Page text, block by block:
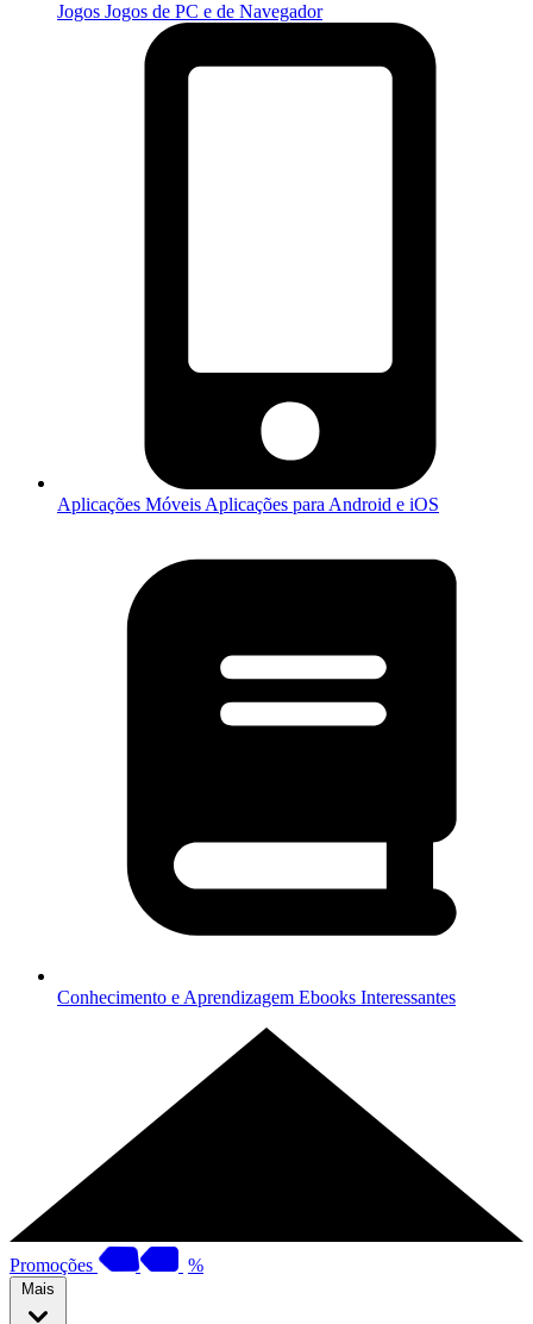
Jogos Jogos de PC e de Navegador
Aplicações Móveis Aplicações para Android e iOS
Conhecimento e Aprendizagem Ebooks Interessantes
Promoções %
Mais